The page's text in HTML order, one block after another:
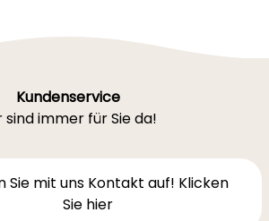
Kundenservice
sind immer für Sie da!
Sie mit uns Kontakt auf! Klicken
Sie hier